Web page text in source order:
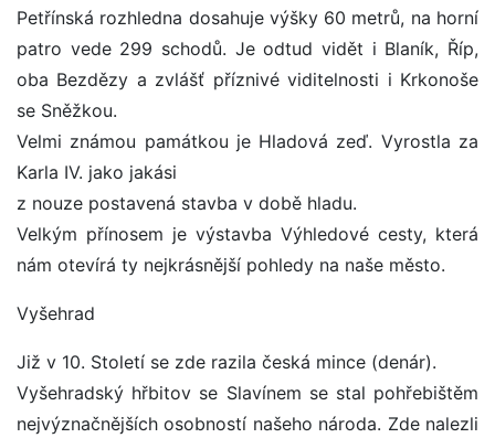
Petřínská rozhledna dosahuje výšky 60 metrů, na horní
patro vede 299 schodů. Je odtud vidět i Blaník, Říp,
oba Bezdězy a zvlášť příznivé viditelnosti i Krkonoše
se Sněžkou.
Velmi známou památkou je Hladová zeď. Vyrostla za
Karla IV. jako jakási
z nouze postavená stavba v době hladu.
Velkým přínosem je výstavba Výhledové cesty, která
nám otevírá ty nejkrásnější pohledy na naše město.
Vyšehrad
Již v 10. Století se zde razila česká mince (denár).
Vyšehradský hřbitov se Slavínem se stal pohřebištěm
nejvýznačnějších osobností našeho národa. Zde nalezli